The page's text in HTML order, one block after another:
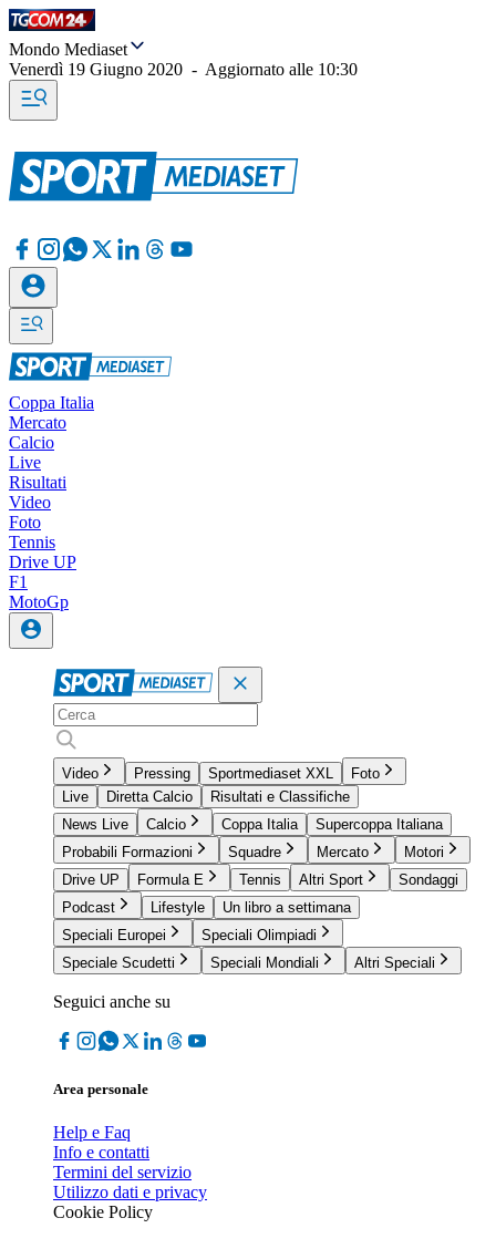
Mondo Mediaset
Venerdì 19 Giugno 2020 - Aggiornato alle 10:30
Coppa Italia
Mercato
Calcio
Live
Risultati
Video
Foto
Tennis
Drive UP
F1
MotoGp
Video Pressing Sportmediaset XXL
Foto
Live
Diretta Calcio
Risultati e Classifiche
News Live
Calcio Coppa Italia
Supercoppa Italiana
Probabili Formazioni
Squadre Mercato
Motori
Drive UP
Formula E Tennis Altri Sport
Sondaggi
Podcast
Lifestyle
Un libro a settimana
Speciali Europei
Speciali Olimpiadi
Speciale Scudetti
Speciali Mondiali Altri Speciali
Seguici anche su
Area personale
Help e Faq
Info e contatti
Termini del servizio
Utilizzo dati e privacy
Cookie Policy